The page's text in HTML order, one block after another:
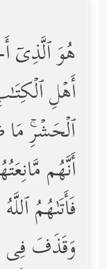
هُوَ ٱلَّذِیۤ
أَهۡلِ
ٱلۡحَشۡرِۚ مَا
أَنَّهُم
فَأَتَىٰهُمُ
وَقَذَفَ فِی